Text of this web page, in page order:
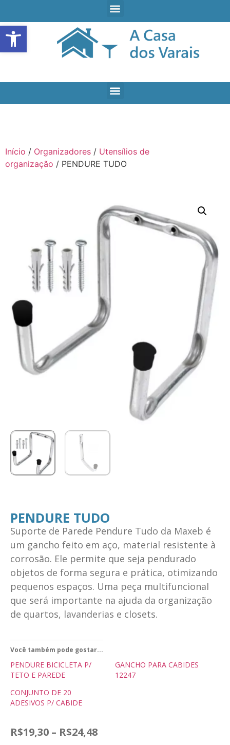
Open toolbar
Início / Organizadores / Utensílios de
organização / PENDURE TUDO
PENDURE TUDO
Suporte de Parede Pendure Tudo da Maxeb é
um gancho feito em aço, material resistente à
corrosão. Ele permite que seja pendurado
objetos de forma segura e prática, otimizando
pequenos espaços. Uma peça multifuncional
que será importante na ajuda da organização
de quartos, lavanderias e closets.
Você também pode gostar...
PENDURE BICICLETA P/
TETO E PAREDE
GANCHO PARA CABIDES
12247
CONJUNTO DE 20
ADESIVOS P/ CABIDE
R$19,30 – R$24,48